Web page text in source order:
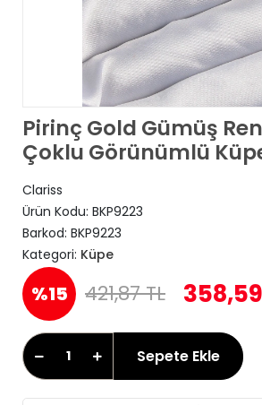
Pirinç Gold Gümüş
Çoklu Görünümlü
Clariss
Ürün Kodu: BKP9223
Barkod: BKP9223
Kategori: Küpe
%15 421,87 TL
Sepete Ekle